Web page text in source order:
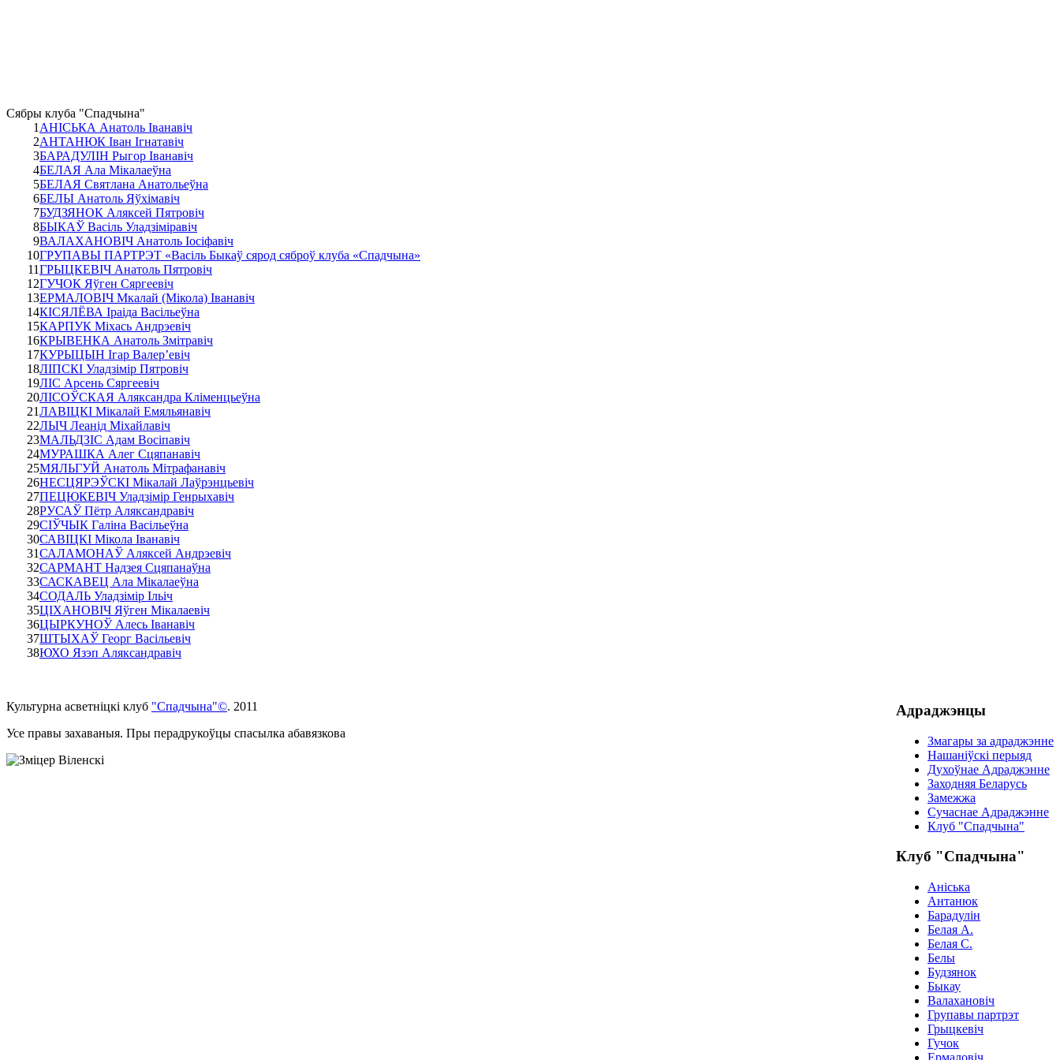
Сябры клуба "Спадчына"
1 АНІСЬКА Анатоль Іванавіч
2АНТАНЮК Іван Ігнатавіч
3БАРАДУЛІН Рыгор Іванавіч
4БЕЛАЯ Ала Мікалаеўна
5БЕЛАЯ Святлана Анатольеўна
6БЕЛЫ Анатоль Яўхімавіч
7БУДЗЯНОК Аляксей Пятровіч
8БЫКАЎ Васіль Уладзіміравіч
9ВАЛАХАНОВІЧ Анатоль Іосіфавіч
10ГРУПАВЫ ПАРТРЭТ «Васіль Быкаў сярод сяброў клуба «Спадчына»
11ГРЫЦКЕВІЧ Анатоль Пятровіч
12ГУЧОК Яўген Сяргеевіч
13ЕРМАЛОВІЧ Мкалай (Мікола) Іванавіч
14КІСЯЛЁВА Іраіда Васільеўна
15КАРПУК Міхась Андрэевіч
16КРЫВЕНКА Анатоль Змітравіч
17КУРЫЦЫН Ігар Валер’евіч
18ЛІПСКІ Уладзімір Пятровіч
19ЛІС Арсень Сяргеевіч
20ЛІСОЎСКАЯ Аляксандра Кліменцьеўна
21ЛАВІЦКІ Мікалай Емяльянавіч
22ЛЫЧ Леанід Міхайлавіч
23МАЛЬДЗІС Адам Восіпавіч
24МУРАШКА Алег Сцяпанавіч
25МЯЛЬГУЙ Анатоль Мітрафанавіч
26НЕСЦЯРЭЎСКІ Мікалай Лаўрэнцьевіч
27ПЕЦЮКЕВІЧ Уладзімір Генрыхавіч
28РУСАЎ Пётр Аляксандравіч
29СІЎЧЫК Галіна Васільеўна
30САВІЦКІ Мікола Іванавіч
31САЛАМОНАЎ Аляксей Андрэевіч
32САРМАНТ Надзея Сцяпанаўна
33САСКАВЕЦ Ала Мікалаеўна
34СОДАЛЬ Уладзімір Ільіч
35ЦІХАНОВІЧ Яўген Мікалаевіч
36ЦЫРКУНОЎ Алесь Іванавіч
37ШТЫХАЎ Георг Васільевіч
38ЮХО Язэп Аляксандравіч
Адраджэнцы
Змагары за адраджэнне
Нашаніўскі перыяд
Духоўнае Адраджэнне
Заходняя Беларусь
Замежжа
Сучаснае Адраджэнне
Клуб "Спадчына"
Клуб "Спадчына"
Анiська
Антанюк
Барадулiн
Белая А.
Белая С.
Белы
Будзянок
Быкау
Валахановiч
Групавы партрэт
Грыцкевiч
Гучок
Ермаловiч
Культурна асветнiцкi клуб "Спадчына"©. 2011
Усе правы захаваныя. Пры перадрукоўцы спасылка абавязкова